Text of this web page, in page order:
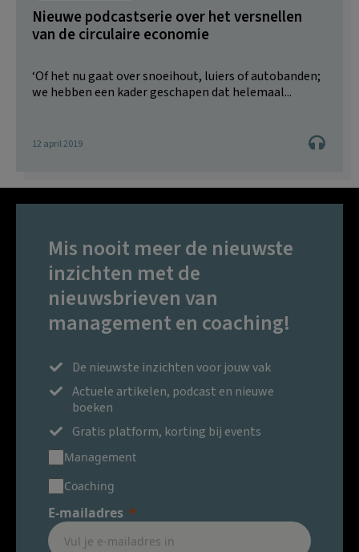
Nieuwe podcastserie over het versnellen
van de circulaire economie
‘Of het nu gaat over snoeihout, luiers of autobanden;
we hebben een kader geschapen dat helemaal...
12 april 2019
Mis nooit meer de nieuwste
inzichten met de
nieuwsbrieven van
management en coaching!
De nieuwste inzichten voor jouw vak
Actuele artikelen, podcast en nieuwe
boeken
Gratis platform, korting bij events
Management
Coaching
E-mailadres